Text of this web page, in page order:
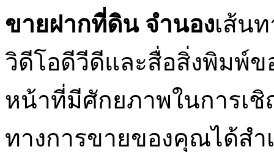
ขายฝากที่ดิน จํานองเส้น
วิดีโอดีวีดีและสื่อสิ่งพิมพ์
หน้าที่มีศักยภาพในการเ
ทางการขายของคุณได้สำ